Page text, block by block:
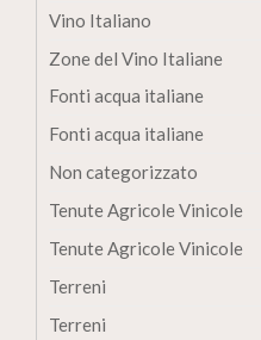
Vino Italiano
Zone del Vino Italiane
Fonti acqua italiane
Fonti acqua italiane
Non categorizzato
Tenute Agricole Vinicole
Tenute Agricole Vinicole
Terreni
Terreni